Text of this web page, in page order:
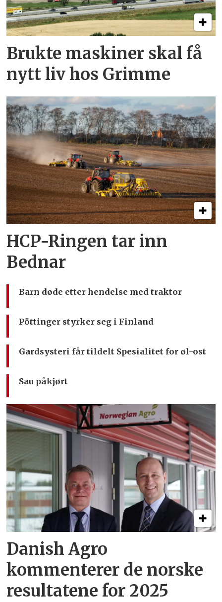
Brukte maskiner skal få
nytt liv hos Grimme
HCP-Ringen tar inn
Bednar
Barn døde etter hendelse med traktor
Pöttinger styrker seg i Finland
Gardsysteri får tildelt Spesialitet for øl-ost
Sau påkjørt
Danish Agro
kommenterer de norske
resultatene for 2025